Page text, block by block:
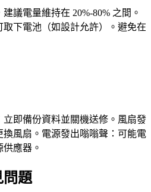
議電量維持在 20%-80% 之間。
下電池（如設計允許）。避免在
即備份資料並關機送修。風扇發
風扇。電源發出嗡嗡聲：可能電
應器。
問題